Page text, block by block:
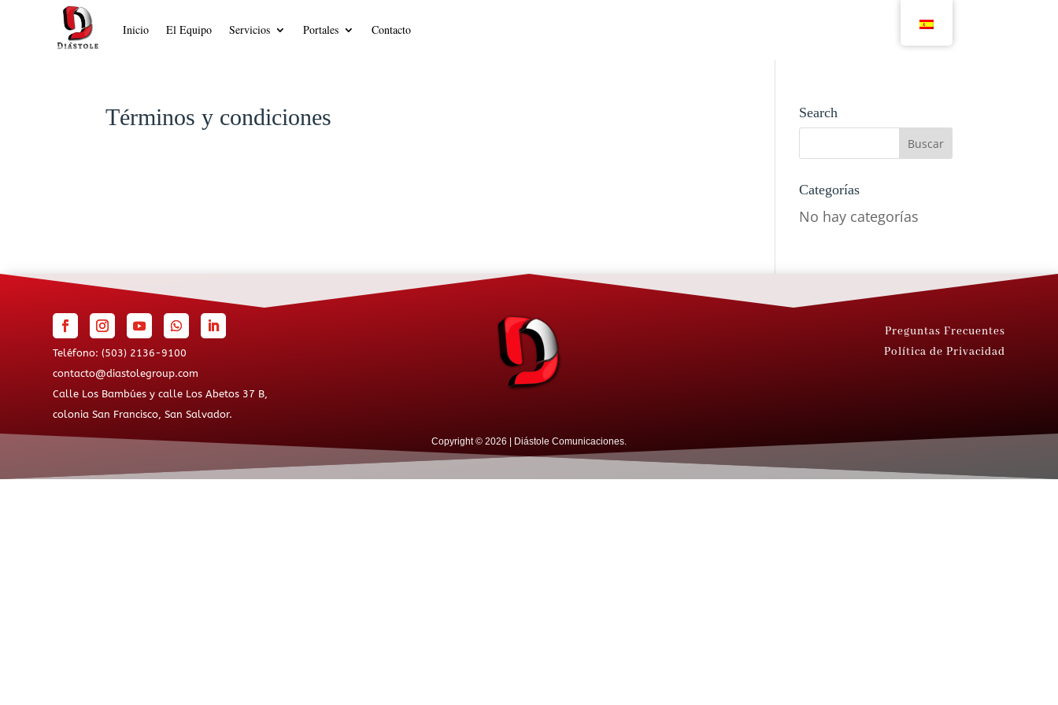
Inicio El Equipo Servicios Portales Contacto
Términos y condiciones Search
Categorías
No hay categorías
Teléfono: (503) 2136-9100
contacto@diastolegroup.com
Calle Los Bambúes y calle Los Abetos 37 B,
colonia San Francisco, San Salvador.
Preguntas Frecuentes
Política de Privacidad
Copyright © 2026 | Diástole Comunicaciones.